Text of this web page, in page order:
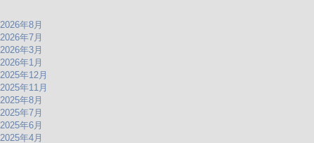
2026年8月
2026年7月
2026年3月
2026年1月
2025年12月
2025年11月
2025年8月
2025年7月
2025年6月
2025年4月